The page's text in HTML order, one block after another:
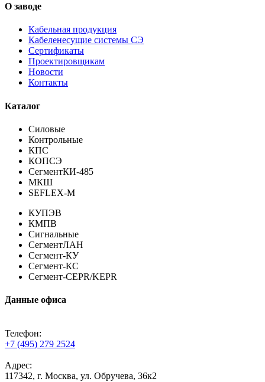
О заводе
Кабельная продукция
Кабеленесущие системы СЭ
Сертификаты
Проектировщикам
Новости
Контакты
Каталог
Силовые
Контрольные
КПС
КОПСЭ
СегментКИ-485
МКШ
SEFLEX-M
КУПЭВ
КМПВ
Сигнальные
СегментЛАН
Сегмент-КУ
Сегмент-КС
Сегмент-CEPR/KEPR
Данные офиса
Телефон:
+7 (495) 279 2524
Адрес:
117342, г. Москва, ул. Обручева, 36к2